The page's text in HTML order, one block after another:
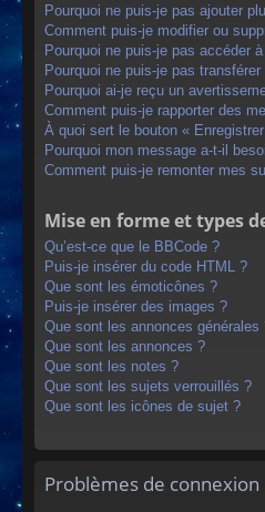
Pourquoi ne puis-je pas ajouter
Comment puis-je modifier ou
Pourquoi ne puis-je pas accéder
Pourquoi ne puis-je pas
Pourquoi ai-je reçu un
Comment puis-je rapporter des
À quoi sert le bouton «
Pourquoi mon message a-t-il
Comment puis-je remonter mes
Mise en forme et types
Qu’est-ce que le BBCode ?
Puis-je insérer du code HTML ?
Que sont les émoticônes ?
Puis-je insérer des images ?
Que sont les annonces générales
Que sont les annonces ?
Que sont les notes ?
Que sont les sujets verrouillés ?
Que sont les icônes de sujet ?
Problèmes de connexion